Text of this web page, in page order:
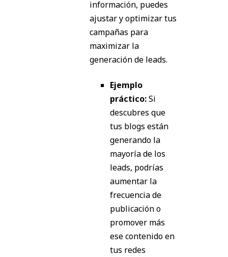
información, puedes
ajustar y optimizar tus
campañas para
maximizar la
generación de leads.
Ejemplo
práctico:Si
descubres que
tus blogs están
generando la
mayoría de los
leads, podrías
aumentar la
frecuencia de
publicación o
promover más
ese contenido en
tus redes